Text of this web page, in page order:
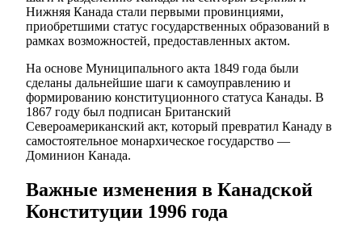
Нижняя Канада стали первыми провинциями,
приобретшими статус государственных образований в
рамках возможностей, предоставленных актом.
На основе Муниципального акта 1849 года были
сделаны дальнейшие шаги к самоуправлению и
формированию конституционного статуса Канады. В
1867 году был подписан Британский
Североамериканский акт, который превратил Канаду в
самостоятельное монархическое государство —
Доминион Канада.
Важные изменения в Канадской
Конституции 1996 года